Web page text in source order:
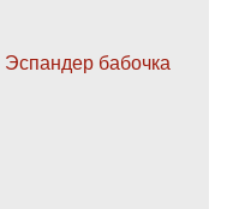
Эспандер бабочка